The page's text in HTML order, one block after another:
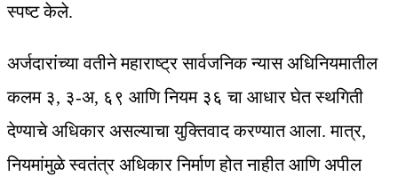
स्पष्ट केले.
अर्जदारांच्या वतीने महाराष्ट्र सार्वजनिक न्यास अधिनियमातील
कलम ३, ३-अ, ६९ आणि नियम ३६ चा आधार घेत स्थगिती
देण्याचे अधिकार असल्याचा युक्तिवाद करण्यात आला. मात्र,
नियमांमुळे स्वतंत्र अधिकार निर्माण होत नाहीत आणि अपील